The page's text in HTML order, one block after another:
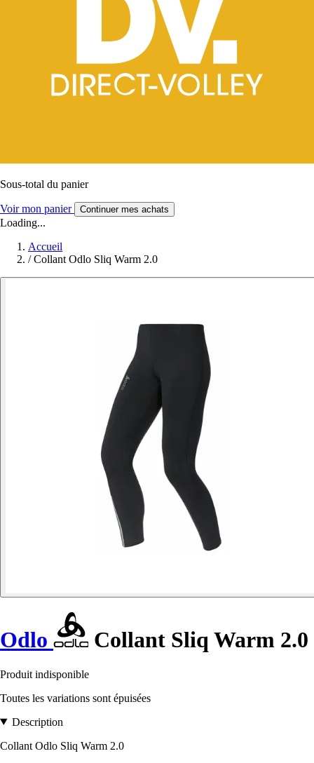
Sous-total du panier
Voir mon panier Continuer mes achats
Loading...
Accueil
/ Collant Odlo Sliq Warm 2.0
Odlo Collant Sliq Warm 2.0
Produit indisponible
Toutes les variations sont épuisées
Description
Collant Odlo Sliq Warm 2.0